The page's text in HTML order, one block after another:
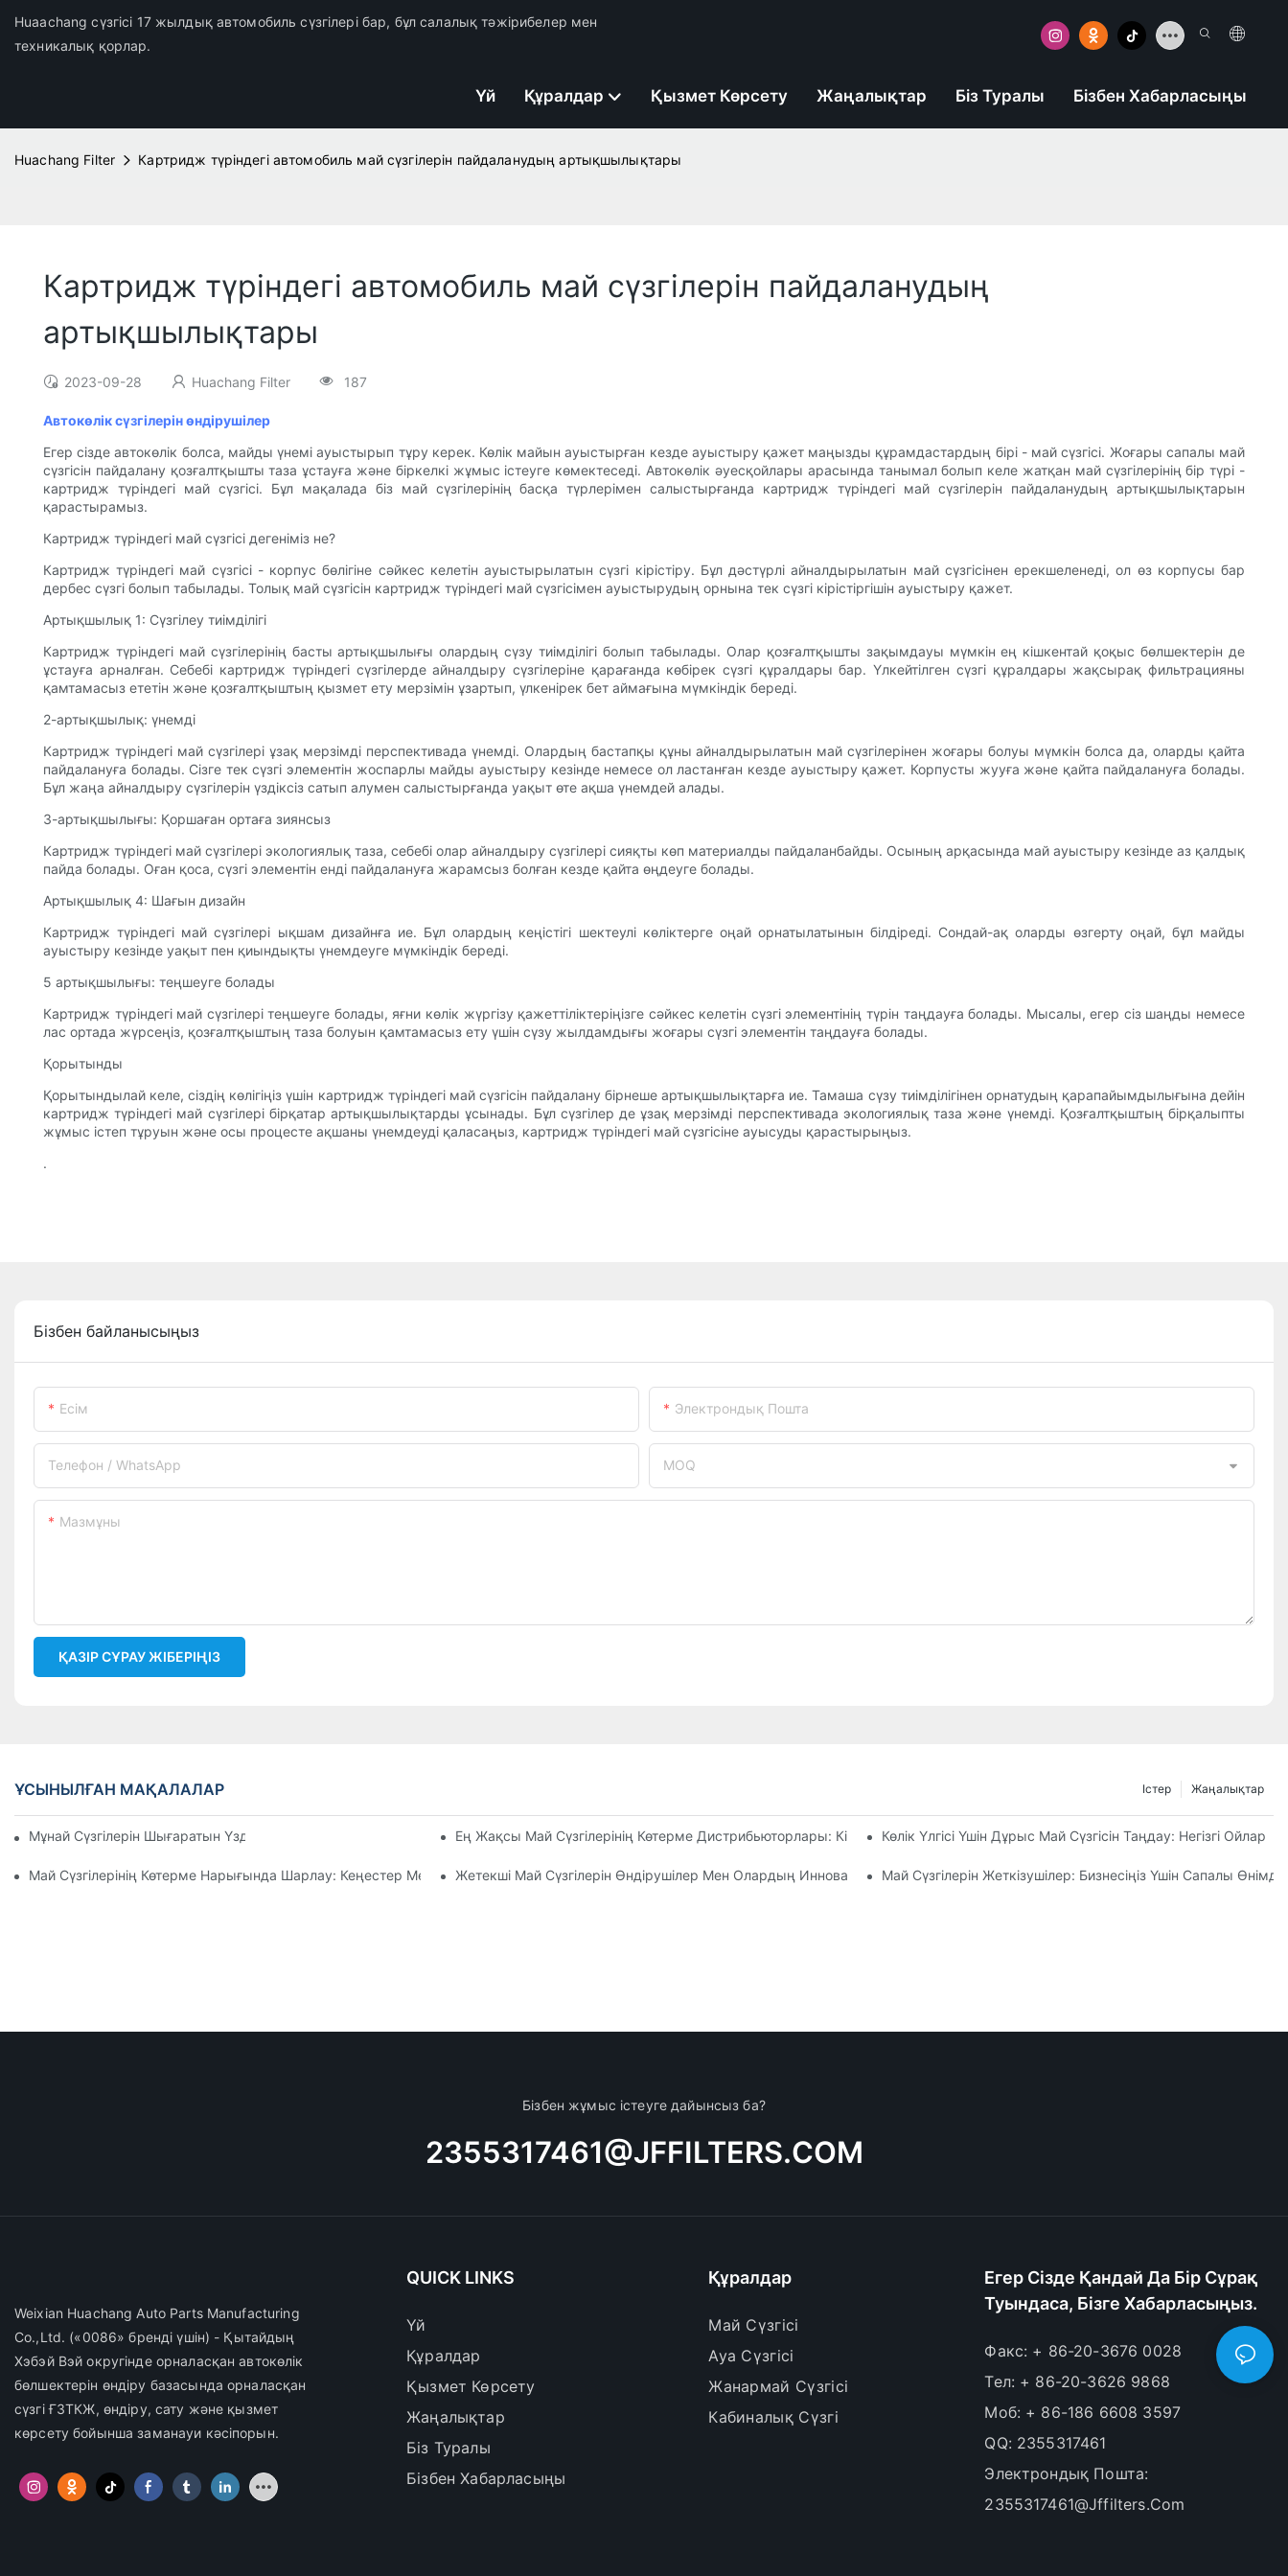
Huaachang сүзгісі 17 жылдық автомобиль сүзгілері бар, бұл салалық тәжірибелер мен
техникалық қорлар.
Үй Құралдар Қызмет Көрсету Жаңалықтар Біз Туралы Бізбен Хабарласыңы
Huachang Filter Картридж түріндегі автомобиль май сүзгілерін пайдаланудың артықшылықтары
Картридж түріндегі автомобиль май сүзгілерін пайдаланудың
артықшылықтары
2023-09-28 Huachang Filter 187
Автокөлік сүзгілерін өндірушілер
Егер сізде автокөлік болса, майды үнемі ауыстырып тұру керек. Көлік майын ауыстырған кезде ауыстыру қажет маңызды құрамдастардың бірі - май сүзгісі. Жоғары сапалы май
сүзгісін пайдалану қозғалтқышты таза ұстауға және біркелкі жұмыс істеуге көмектеседі. Автокөлік әуесқойлары арасында танымал болып келе жатқан май сүзгілерінің бір түрі -
картридж түріндегі май сүзгісі. Бұл мақалада біз май сүзгілерінің басқа түрлерімен салыстырғанда картридж түріндегі май сүзгілерін пайдаланудың артықшылықтарын
қарастырамыз.
Картридж түріндегі май сүзгісі дегеніміз не?
Картридж түріндегі май сүзгісі - корпус бөлігіне сәйкес келетін ауыстырылатын сүзгі кірістіру. Бұл дәстүрлі айналдырылатын май сүзгісінен ерекшеленеді, ол өз корпусы бар
дербес сүзгі болып табылады. Толық май сүзгісін картридж түріндегі май сүзгісімен ауыстырудың орнына тек сүзгі кірістіргішін ауыстыру қажет.
Артықшылық 1: Сүзгілеу тиімділігі
Картридж түріндегі май сүзгілерінің басты артықшылығы олардың сүзу тиімділігі болып табылады. Олар қозғалтқышты зақымдауы мүмкін ең кішкентай қоқыс бөлшектерін де
ұстауға арналған. Себебі картридж түріндегі сүзгілерде айналдыру сүзгілеріне қарағанда көбірек сүзгі құралдары бар. Үлкейтілген сүзгі құралдары жақсырақ фильтрацияны
қамтамасыз ететін және қозғалтқыштың қызмет ету мерзімін ұзартып, үлкенірек бет аймағына мүмкіндік береді.
2-артықшылық: үнемді
Картридж түріндегі май сүзгілері ұзақ мерзімді перспективада үнемді. Олардың бастапқы құны айналдырылатын май сүзгілерінен жоғары болуы мүмкін болса да, оларды қайта
пайдалануға болады. Сізге тек сүзгі элементін жоспарлы майды ауыстыру кезінде немесе ол ластанған кезде ауыстыру қажет. Корпусты жууға және қайта пайдалануға болады.
Бұл жаңа айналдыру сүзгілерін үздіксіз сатып алумен салыстырғанда уақыт өте ақша үнемдей алады.
3-артықшылығы: Қоршаған ортаға зиянсыз
Картридж түріндегі май сүзгілері экологиялық таза, себебі олар айналдыру сүзгілері сияқты көп материалды пайдаланбайды. Осының арқасында май ауыстыру кезінде аз қалдық
пайда болады. Оған қоса, сүзгі элементін енді пайдалануға жарамсыз болған кезде қайта өңдеуге болады.
Артықшылық 4: Шағын дизайн
Картридж түріндегі май сүзгілері ықшам дизайнға ие. Бұл олардың кеңістігі шектеулі көліктерге оңай орнатылатынын білдіреді. Сондай-ақ оларды өзгерту оңай, бұл майды
ауыстыру кезінде уақыт пен қиындықты үнемдеуге мүмкіндік береді.
5 артықшылығы: теңшеуге болады
Картридж түріндегі май сүзгілері теңшеуге болады, яғни көлік жүргізу қажеттіліктеріңізге сәйкес келетін сүзгі элементінің түрін таңдауға болады. Мысалы, егер сіз шаңды немесе
лас ортада жүрсеңіз, қозғалтқыштың таза болуын қамтамасыз ету үшін сүзу жылдамдығы жоғары сүзгі элементін таңдауға болады.
Қорытынды
Қорытындылай келе, сіздің көлігіңіз үшін картридж түріндегі май сүзгісін пайдалану бірнеше артықшылықтарға ие. Тамаша сүзу тиімділігінен орнатудың қарапайымдылығына дейін
картридж түріндегі май сүзгілері бірқатар артықшылықтарды ұсынады. Бұл сүзгілер де ұзақ мерзімді перспективада экологиялық таза және үнемді. Қозғалтқыштың бірқалыпты
жұмыс істеп тұруын және осы процесте ақшаны үнемдеуді қаласаңыз, картридж түріндегі май сүзгісіне ауысуды қарастырыңыз.
.
Бізбен байланысыңыз
Есім Электрондық Пошта
Телефон / WhatsApp MOQ
Мазмұны
ҚАЗІР СҰРАУ ЖІБЕРІҢІЗ
ҰСЫНЫЛҒАН МАҚАЛАЛАР Жаңалықтар
Істер
Мұнай Сүзгілерін Шығаратын Үздік Компаниялар: Жан-Жақты ШолуЕң Жақсы Май Сүзгілерінің Көтерме Дистрибьюторлары: Кімге Сену Керек?Көлік Үлгісі Үшін Дұрыс Май Сүзгісін Таңдау: Негізгі Ойлар
Май Сүзгілерінің Көтерме Нарығында Шарлау: Кеңестер Мен АмалдарЖетекші Май Сүзгілерін Өндірушілер Мен Олардың Инновацияларына Назар АударуМай Сүзгілерін Жеткізушілер: Бизнесіңіз Үшін Сапалы
Бізбен жұмыс істеуге дайынсыз ба?
2355317461@JFFILTERS.COM
Weixian Huachang Auto Parts Manufacturing
Co.,Ltd. («0086» бренді үшін) - Қытайдың
Хэбэй Вэй округінде орналасқан автокөлік
бөлшектерін өндіру базасында орналасқан
сүзгі ҒЗТКЖ, өндіру, сату және қызмет
көрсету бойынша заманауи кәсіпорын.
QUICK LINKS
Үй
Құралдар
Қызмет Көрсету
Жаңалықтар
Біз Туралы
Бізбен Хабарласыңы
Құралдар
Май Сүзгісі
Ауа Сүзгісі
Жанармай Сүзгісі
Кабиналық Сүзгі
Егер Сізде Қандай Да Бір Сұрақ
Туындаса, Бізге Хабарласыңыз.
Факс: + 86-20-3676 0028
Тел: + 86-20-3626 9868
Моб: + 86-186 6608 3597
QQ: 2355317461
Электрондық Пошта:
2355317461@jffilters.com